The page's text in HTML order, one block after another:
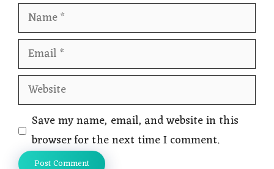
Name
Email
Website
Save my name, email, and website in this
browser for the next time I comment.